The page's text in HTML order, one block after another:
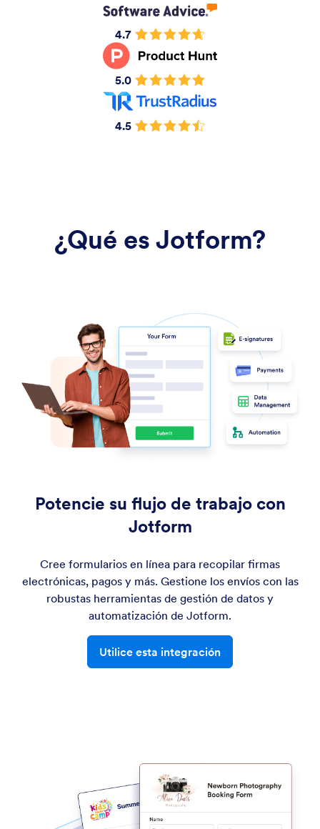
4.7
5.0
4.5
¿Qué es Jotform?
Potencie su flujo de trabajo con
Jotform
Cree formularios en línea para recopilar firmas
electrónicas, pagos y más. Gestione los envíos con las
robustas herramientas de gestión de datos y
automatización de Jotform.
Utilice esta integración